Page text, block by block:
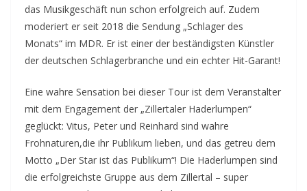
das Musikgeschäft nun schon erfolgreich auf. Zudem
moderiert er seit 2018 die Sendung „Schlager des
Monats“ im MDR. Er ist einer der beständigsten Künstler
der deutschen Schlagerbranche und ein echter Hit-Garant!
Eine wahre Sensation bei dieser Tour ist dem Veranstalter
mit dem Engagement der „Zillertaler Haderlumpen“
geglückt: Vitus, Peter und Reinhard sind wahre
Frohnaturen,die ihr Publikum lieben, und das getreu dem
Motto „Der Star ist das Publikum“! Die Haderlumpen sind
die erfolgreichste Gruppe aus dem Zillertal – super